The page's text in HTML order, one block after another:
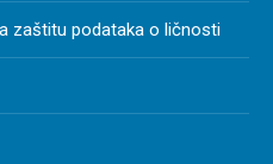
zaštitu podataka o ličnosti